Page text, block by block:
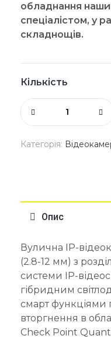
обладнання
спеціалістом, у
складнощів.
Кількість
Категорія:
Опис
Вулична IP-
(2.8-12 мм) з
системи IP-
гібридним
смарт функціями
вторгнення в
Check Point